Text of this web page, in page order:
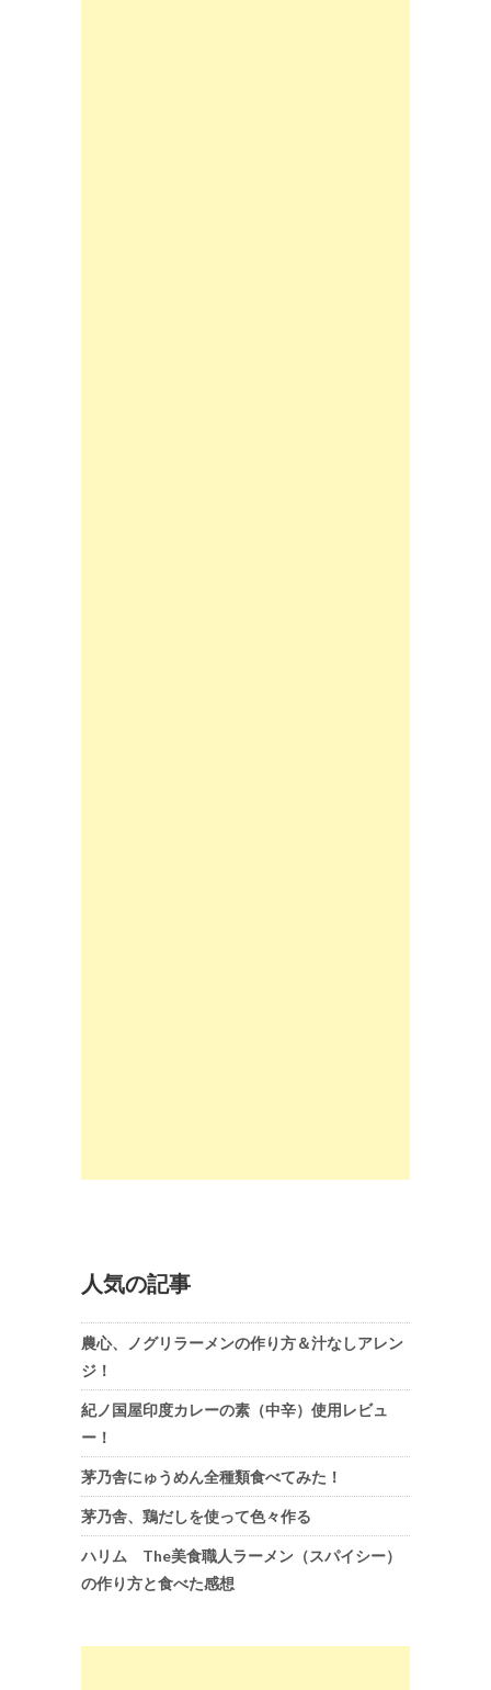
人気の記事
農心、ノグリラーメンの作り方＆汁なしアレン
ジ！
紀ノ国屋印度カレーの素（中辛）使用レビュ
ー！
茅乃舎にゅうめん全種類食べてみた！
茅乃舎、鶏だしを使って色々作る
ハリム The美食職人ラーメン（スパイシー）
の作り方と食べた感想